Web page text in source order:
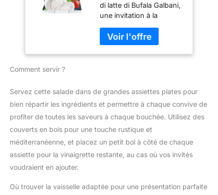
di latte di Bufala Galbani,
une invitation à la
gourmandise italienne.
Fabriquée exclusivement
avec du lait de bufflonne,
vos plats du quotidien.
Que ce soit pour une
salade colorée, une pizza
maison ou une recette
pleine de soleil, cette
mozzarella est le
compagnon idéal pour
Laissez-vous tenter par
Comment servir ?
Servez cette salade dans de grandes assiettes plates pour
bien répartir les ingrédients et permettre à chaque convive de
profiter de toutes les saveurs à chaque bouchée. Utilisez des
couverts en bois pour une touche rustique et
méditerranéenne, et placez un petit bol à côté de chaque
assiette pour la vinaigrette restante, au cas où vos invités
voudraient en ajouter.
Où trouver la vaisselle adaptée pour une présentation parfaite